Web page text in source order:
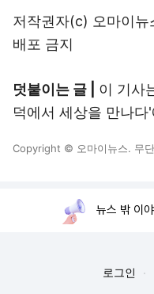
저작권자(c) 오마이
배포 금지
덧붙이는 글 | 이 기사
덕에서 세상을 만나
Copyright © 오마이뉴스. 무
뉴스 밖 이
로그인